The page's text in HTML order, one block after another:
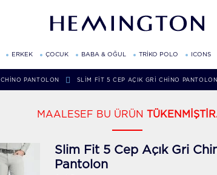
ERKEK ÇOCUK BABA & OĞUL TRİKO POLO ICONS
CHINO PANTOLON SLIM FIT 5 CEP AÇIK GRI CHINO PANTOLON
MAALESEF BU ÜRÜN
Slim Fit 5 Cep Açık Gri
Pantolon